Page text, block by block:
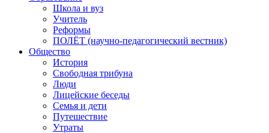
Школа и вуз
Учитель
Реформы
ПОЛЁТ (научно-педагогический вестник)
Общество
История
Свободная трибуна
Люди
Лицейские беседы
Семья и дети
Путешествие
Утраты